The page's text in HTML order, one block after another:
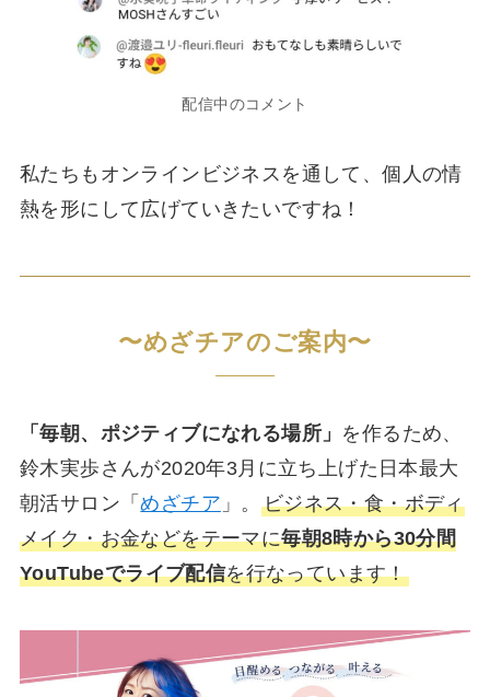
配信中のコメント
私たちもオンラインビジネスを通して、個人の情
熱を形にして広げていきたいですね！
〜めざチアのご案内〜
「毎朝、ポジティブになれる場所」 を作るため、
鈴木実歩さんが2020年3月に立ち上げた日本最大
朝活サロン「めざチア 」。 ビジネス・食・ボディ
メイク・お金などをテーマに毎朝8時から30分間
YouTubeでライブ配信を行なっています！